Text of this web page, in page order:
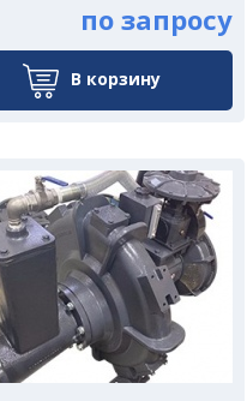
по запросу
В корзину